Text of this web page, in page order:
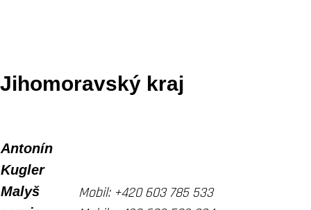
Jihomoravský kraj
Antonín
Kugler
Malyš
Mobil:+420 603 785 533